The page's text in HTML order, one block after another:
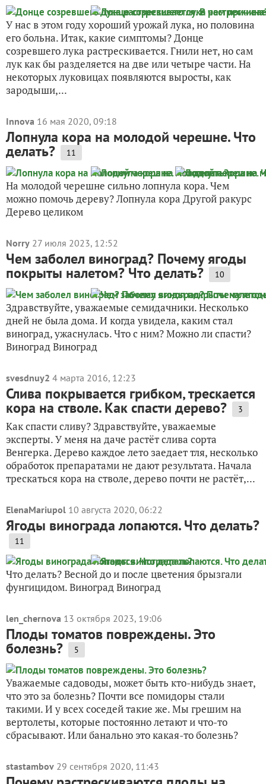
У нас в этом году хороший урожай лука, но половина
его больна. Итак, какие симптомы? Донце
созревшего лука растрескивается. Гнили нет, но сам
лук как бы разделяется на две или четыре части. На
некоторых луковицах появляются выросты, как
зародыши,...
Innova 16 мая 2020, 09:18
Лопнула кора на молодой черешне. Что
делать? 11
На молодой черешне сильно лопнула кора. Чем
можно помочь дереву? Лопнула кора Другой ракурс
Дерево целиком
Norry 27 июля 2023, 12:52
Чем заболел виноград? Почему ягоды
покрыты налетом? Что делать? 10
Здравствуйте, уважаемые семидачники. Несколько
дней не была дома. И когда увидела, каким стал
виноград, ужаснулась. Что с ним? Можно ли спасти?
Виноград Виноград
svesdnuy2 4 марта 2016, 12:23
Слива покрывается грибком, трескается
кора на стволе. Как спасти дерево? 3
Как спасти сливу? Здравствуйте, уважаемые
эксперты. У меня на даче растёт слива сорта
Венгерка. Дерево каждое лето заедает тля, несколько
обработок препаратами не дают результата. Начала
трескаться кора на стволе, дерево почти не растёт,...
ElenaMariupol 10 августа 2020, 06:22
Ягоды винограда лопаются. Что делать?
11
Что делать? Весной до и после цветения брызгали
фунгицидом. Виноград Виноград
len_chernova 13 октября 2023, 19:06
Плоды томатов повреждены. Это
болезнь? 5
Уважаемые садоводы, может быть кто-нибудь знает,
что это за болезнь? Почти все помидоры стали
такими. И у всех соседей такие же. Мы грешим на
вертолеты, которые постоянно летают и что-то
сбрасывают. Или банально это какая-то болезнь?
stastambov 29 сентября 2020, 11:43